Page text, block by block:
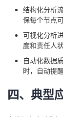
结构化分析
保每个节点可
可视化分析
度和责任人状
自动化数据
时，自动提
四、典型